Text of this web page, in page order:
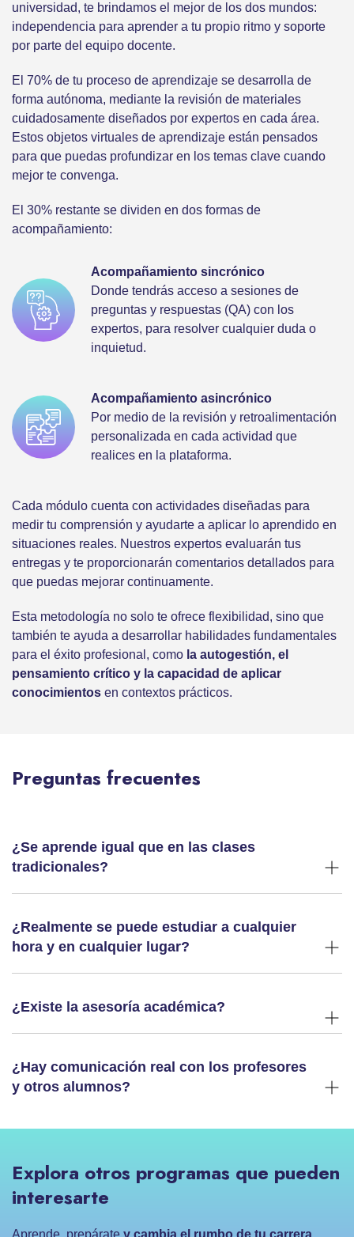
universidad, te brindamos el mejor de los dos mundos:
independencia para aprender a tu propio ritmo y soporte
por parte del equipo docente.
El 70% de tu proceso de aprendizaje se desarrolla de
forma autónoma, mediante la revisión de materiales
cuidadosamente diseñados por expertos en cada área.
Estos objetos virtuales de aprendizaje están pensados
para que puedas profundizar en los temas clave cuando
mejor te convenga.
El 30% restante se dividen en dos formas de
acompañamiento:
Acompañamiento sincrónico
Donde tendrás acceso a sesiones de
preguntas y respuestas (QA) con los
expertos, para resolver cualquier duda o
inquietud.
Acompañamiento asincrónico
Por medio de la revisión y retroalimentación
personalizada en cada actividad que
realices en la plataforma.
Cada módulo cuenta con actividades diseñadas para
medir tu comprensión y ayudarte a aplicar lo aprendido en
situaciones reales. Nuestros expertos evaluarán tus
entregas y te proporcionarán comentarios detallados para
que puedas mejorar continuamente.
Esta metodología no solo te ofrece flexibilidad, sino que
también te ayuda a desarrollar habilidades fundamentales
para el éxito profesional, como la autogestión, el
pensamiento crítico y la capacidad de aplicar
conocimientos en contextos prácticos.
Preguntas frecuentes
¿Se aprende igual que en las clases
tradicionales?
¿Realmente se puede estudiar a cualquier
hora y en cualquier lugar?
¿Existe la asesoría académica?
¿Hay comunicación real con los profesores
y otros alumnos?
Explora otros programas que pueden
interesarte
Aprende, prepárate y cambia el rumbo de tu carrera